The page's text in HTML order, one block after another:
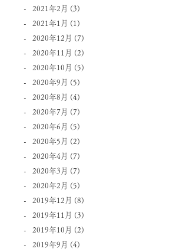
2021年2月 (3)
2021年1月 (1)
2020年12月 (7)
2020年11月 (2)
2020年10月 (5)
2020年9月 (5)
2020年8月 (4)
2020年7月 (7)
2020年6月 (5)
2020年5月 (2)
2020年4月 (7)
2020年3月 (7)
2020年2月 (5)
2019年12月 (8)
2019年11月 (3)
2019年10月 (2)
2019年9月 (4)